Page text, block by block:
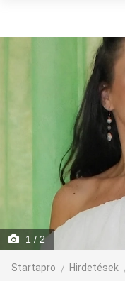
1 / 2
Startapro Hirdetések